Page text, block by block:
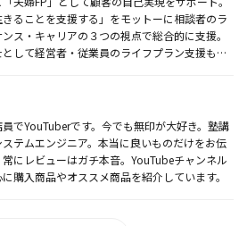
きることを支援する」をモットーに相談者のラ
ス・キャリアの３つの視点で総合的に支援。
して経営者・従業員のライフプラン支援も行
でYouTuberです。今でも無印が大好き。塾講
テムエンジニア。本当に良いものだけをお伝
にレビューはガチ本音。YouTubeチャンネル
購入商品やオススメ商品を紹介しています。